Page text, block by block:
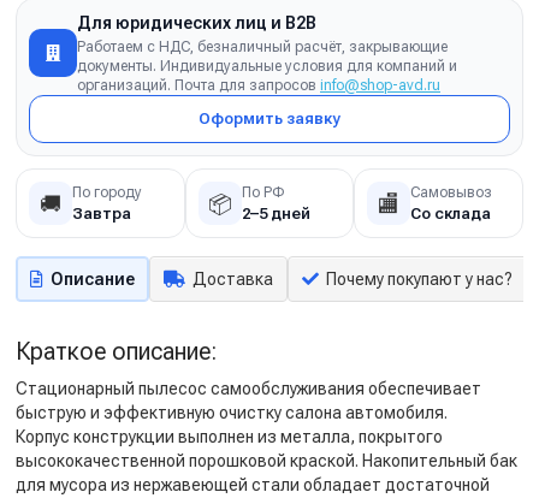
Для юридических лиц и B2B
Работаем с НДС, безналичный расчёт, закрывающие
документы. Индивидуальные условия для компаний и
организаций. Почта для запросов info@shop-avd.ru
Оформить заявку
🚚 По городу
Завтра 📦 По РФ
2–5 дней 🏬 Самовывоз
Со склада
Описание Доставка Почему покупают у нас?
Краткое описание:
Стационарный пылесос самообслуживания обеспечивает
быструю и эффективную очистку салона автомобиля.
Корпус конструкции выполнен из металла, покрытого
высококачественной порошковой краской. Накопительный бак
для мусора из нержавеющей стали обладает достаточной